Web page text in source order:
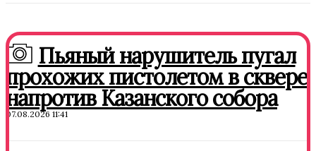
Пьяный нарушитель пугал
прохожих пистолетом в сквере
напротив Казанского собора
07.08.2026 11:41